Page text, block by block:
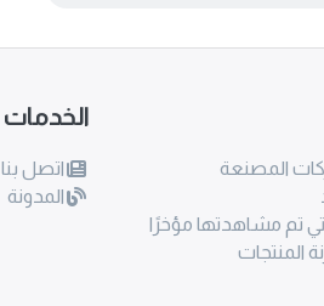
المصنعة
تم مشاهدتها مؤخرًا
المنتجات
الخدمات
اتصل بنا
المدونة